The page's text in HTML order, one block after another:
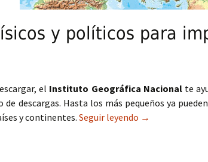
y políticos para
el Instituto Geográfica Nacionalte
de descargas. Hasta los más pequeños ya
y continentes. Seguir leyendo Plantillas de
→